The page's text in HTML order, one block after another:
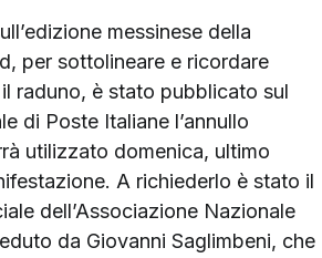
messinese della
per sottolineare e ricordare
raduno, è stato pubblicato sul
di Poste Italiane l’annullo
utilizzato domenica, ultimo
A richiederlo è stato il
dell’Associazione Nazionale
da Giovanni Saglimbeni, che